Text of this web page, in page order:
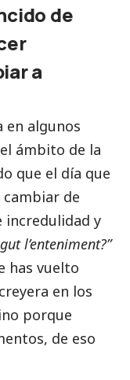
de
a
en algunos
ámbito de la
que el día que
de
incredulidad y
l’enteniment?”
has vuelto
en los
porque
de eso